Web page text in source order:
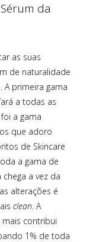
da
as suas
de naturalidade
A primeira gama
a todas as
a gama
que adoro
de Skincare
a gama de
a vez da
alterações é
clean. A
contribui
1% de toda